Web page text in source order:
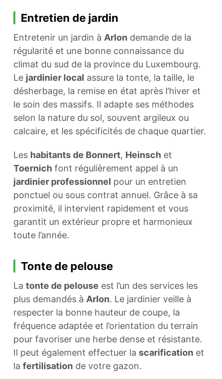
Entretien de jardin
Entretenir un jardin à Arlon demande de la
régularité et une bonne connaissance du
climat du sud de la province du Luxembourg.
Le jardinier local assure la tonte, la taille, le
désherbage, la remise en état après l’hiver et
le soin des massifs. Il adapte ses méthodes
selon la nature du sol, souvent argileux ou
calcaire, et les spécificités de chaque quartier.
Les habitants de Bonnert, Heinschet
Toernichfont régulièrement appel à un
jardinier professionnel pour un entretien
ponctuel ou sous contrat annuel. Grâce à sa
proximité, il intervient rapidement et vous
garantit un extérieur propre et harmonieux
toute l’année.
Tonte de pelouse
La tonte de pelouse est l’un des services les
plus demandés à Arlon. Le jardinier veille à
respecter la bonne hauteur de coupe, la
fréquence adaptée et l’orientation du terrain
pour favoriser une herbe dense et résistante.
Il peut également effectuer la scarification et
la fertilisation de votre gazon.